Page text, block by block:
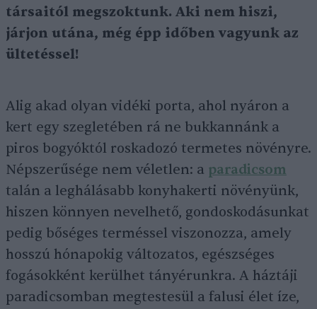
társaitól megszoktunk. Aki nem hiszi,
járjon utána, még épp időben vagyunk az
ültetéssel!
Alig akad olyan vidéki porta, ahol nyáron a
kert egy szegletében rá ne bukkannánk a
piros bogyóktól roskadozó termetes növényre.
Népszerűsége nem véletlen: a paradicsom
talán a leghálásabb konyhakerti növényünk,
hiszen könnyen nevelhető, gondoskodásunkat
pedig bőséges terméssel viszonozza, amely
hosszú hónapokig változatos, egészséges
fogásokként kerülhet tányérunkra. A háztáji
paradicsomban megtestesül a falusi élet íze,